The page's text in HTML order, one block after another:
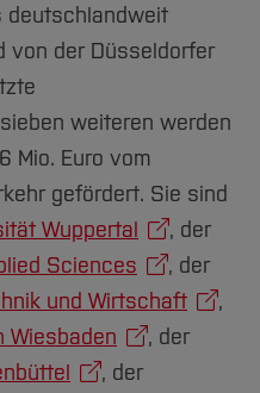
deutschlandweit
von der Düsseldorfer
weiteren werden
Mio. Euro vom
gefördert. Sie sind
Wuppertal
, der
Sciences
, der
und Wirtschaft
,
Wiesbaden
, der
, der